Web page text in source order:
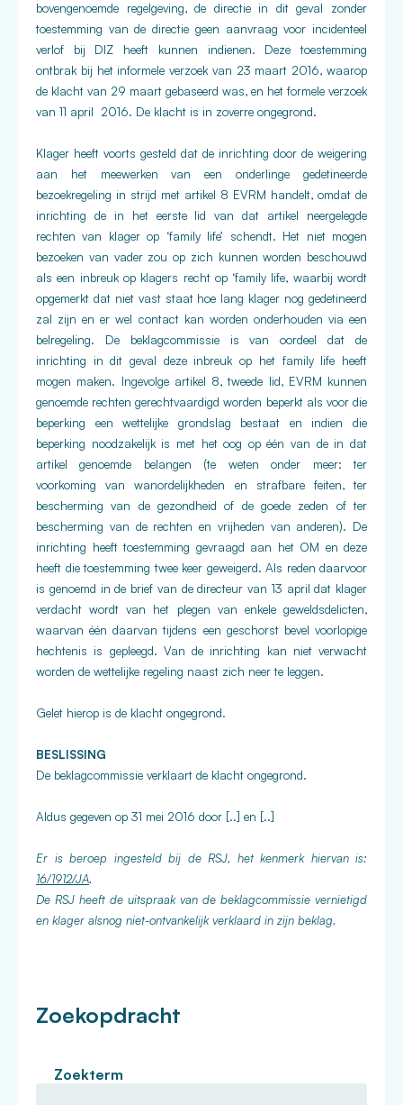
bovengenoemde regelgeving, de directie in dit geval zonder
toestemming van de directie geen aanvraag voor incidenteel
verlof bij DIZ heeft kunnen indienen. Deze toestemming
ontbrak bij het informele verzoek van 23 maart 2016, waarop
de klacht van 29 maart gebaseerd was, en het formele verzoek
van 11 april 2016. De klacht is in zoverre ongegrond.
Klager heeft voorts gesteld dat de inrichting door de weigering
aan het meewerken van een onderlinge gedetineerde
bezoekregeling in strijd met artikel 8 EVRM handelt, omdat de
inrichting de in het eerste lid van dat artikel neergelegde
rechten van klager op ‘family life’ schendt. Het niet mogen
bezoeken van vader zou op zich kunnen worden beschouwd
als een inbreuk op klagers recht op ‘family life, waarbij wordt
opgemerkt dat niet vast staat hoe lang klager nog gedetineerd
zal zijn en er wel contact kan worden onderhouden via een
belregeling. De beklagcommissie is van oordeel dat de
inrichting in dit geval deze inbreuk op het family life heeft
mogen maken. Ingevolge artikel 8, tweede lid, EVRM kunnen
genoemde rechten gerechtvaardigd worden beperkt als voor die
beperking een wettelijke grondslag bestaat en indien die
beperking noodzakelijk is met het oog op één van de in dat
artikel genoemde belangen (te weten onder meer: ter
voorkoming van wanordelijkheden en strafbare feiten, ter
bescherming van de gezondheid of de goede zeden of ter
bescherming van de rechten en vrijheden van anderen). De
inrichting heeft toestemming gevraagd aan het OM en deze
heeft die toestemming twee keer geweigerd. Als reden daarvoor
is genoemd in de brief van de directeur van 13 april dat klager
verdacht wordt van het plegen van enkele geweldsdelicten,
waarvan één daarvan tijdens een geschorst bevel voorlopige
hechtenis is gepleegd. Van de inrichting kan niet verwacht
worden de wettelijke regeling naast zich neer te leggen.
Gelet hierop is de klacht ongegrond.
BESLISSING
De beklagcommissie verklaart de klacht ongegrond.
Aldus gegeven op 31 mei 2016 door [..] en [..]
Er is beroep ingesteld bij de RSJ, het kenmerk hiervan is:
16/1912/JA.
De RSJ heeft de uitspraak van de beklagcommissie vernietigd
en klager alsnog niet-ontvankelijk verklaard in zijn beklag.
Zoekopdracht
Zoekterm